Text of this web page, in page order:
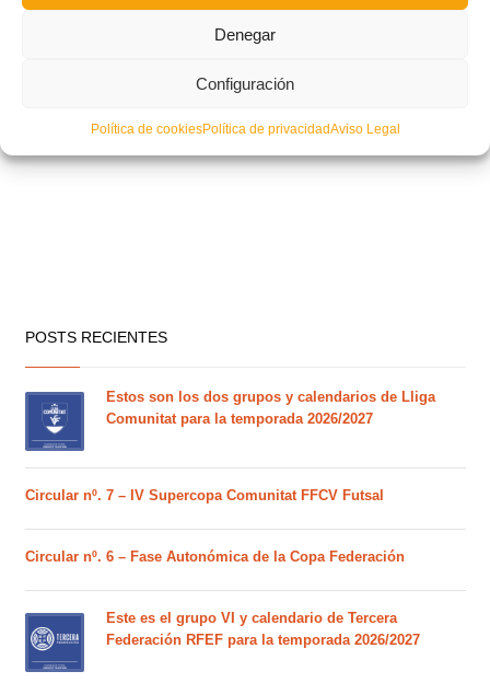
Denegar
Configuración
Política de cookiesPolítica de privacidadAviso Legal
POSTS RECIENTES
Estos son los dos grupos y calendarios de Lliga
Comunitat para la temporada 2026/2027
Circular nº. 7 – IV Supercopa Comunitat FFCV Futsal
Circular nº. 6 – Fase Autonómica de la Copa Federación
Este es el grupo VI y calendario de Tercera
Federación RFEF para la temporada 2026/2027